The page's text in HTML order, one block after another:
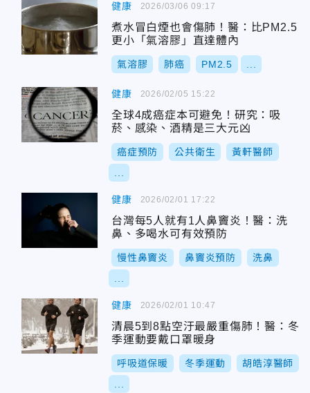
健康
煮水冒白煙也會傷肺！醫：比PM2.5
更小「氣溶膠」直達體內
氣溶膠 肺癌 PM2.5
2026/03/06 09:17
健康
全球4成癌症本可避免！研究：吸
菸、感染、酒精是三大元凶
癌症預防 公共衛生 黃軒醫師
2026/02/05 15:22
健康
台灣每5人就有1人鼻竇炎！醫：洗
鼻、多喝水可有效預防
慢性鼻竇炎 鼻竇炎預防 洗鼻
2026/02/01 17:22
健康
清晨5到8點空汙最嚴重傷肺！醫：冬
季運動要戴口罩暖身
呼吸道保暖 冬季運動 胡皓淳醫師
2026/02/01 10:47